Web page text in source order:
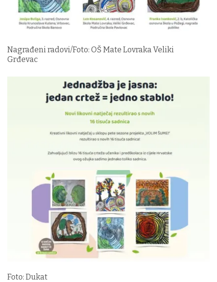
Nagrađeni radovi/Foto: OŠ Mate Lovraka Veliki
Grđevac
Foto: Dukat